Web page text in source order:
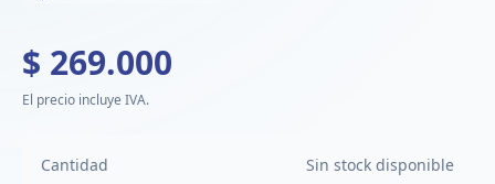
$ 269.000
El precio incluye IVA.
Cantidad Sin stock disponible